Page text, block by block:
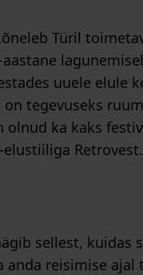
Türil
uuele elule
tegevuseks
olnud ka kaks
sellest, kuidas
reisimise ajal